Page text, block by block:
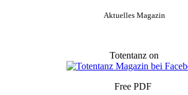
Aktuelles Magazin
Totentanz on
Free PDF